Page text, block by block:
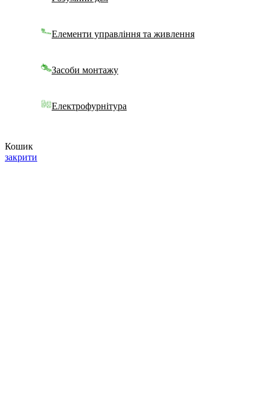
Елементи управління та живлення
Засоби монтажу
Електрофурнітура
Кошик
закрити